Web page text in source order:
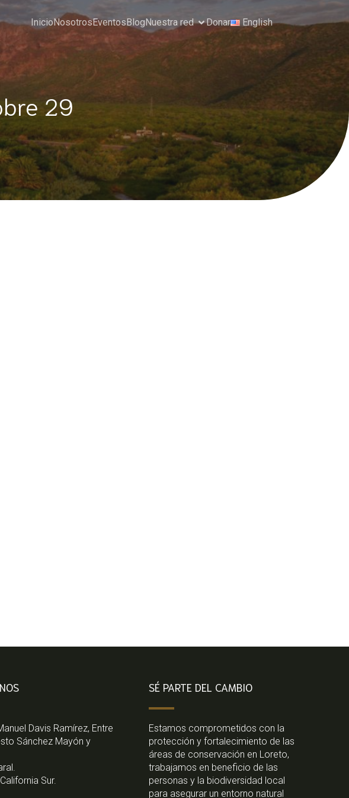
InicioNosotrosEventosBlogNuestra red Donar English
29
Davis Ramírez, Entre
Sánchez Mayón y
Sur.
SÉ PARTE DEL CAMBIO
Estamos comprometidos con la
protección y fortalecimiento de las
áreas de conservación en Loreto,
trabajamos en beneficio de las
personas y la biodiversidad local
para asegurar un entorno natural